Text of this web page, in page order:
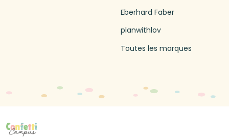
Eberhard Faber
planwithlov
Toutes les marques